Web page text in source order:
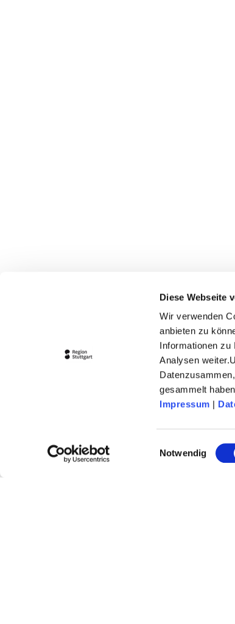
Diese Webseite
Wir verwenden
anbieten zu
Informationen zu
Analysen
gesammelt
Impressum |
Notwendig